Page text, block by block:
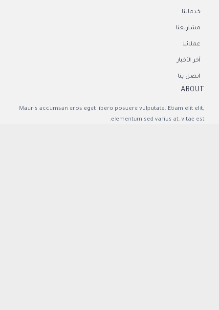
خدماتنا
مشاريعنا
عملائنا
آخر الأخبار
اتصل بنا
ABOUT
Mauris accumsan eros eget libero posuere vulputate. Etiam elit elit,
elementum sed varius at, vitae est.